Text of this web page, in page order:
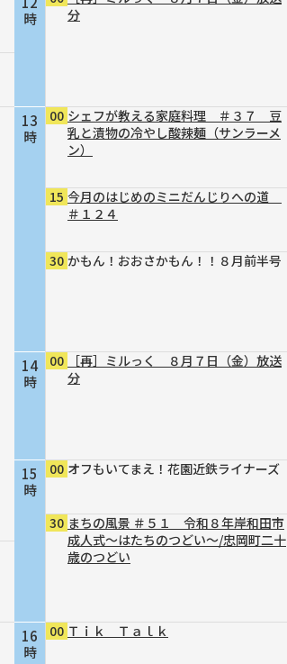
時
13
時
14
時
15
時
16
時
分
00 シェフが教える家庭料理 ＃３７ 豆
乳と漬物の冷やし酸辣麺（サンラーメ
ン）
15 今月のはじめのミニだんじりへの道
＃１２４
30 かもん！おおさかもん！！８月前半号
00
［再］ミルっく ８月７日（金）放送
分
00 オフもいてまえ！花園近鉄ライナーズ
30 まちの風景 ＃５１ 令和８年岸和田市
成人式～はたちのつどい～/忠岡町二十
歳のつどい
00 Ｔｉｋ Ｔａｌｋ